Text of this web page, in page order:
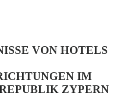
VON HOTELS
IM
ZYPERN